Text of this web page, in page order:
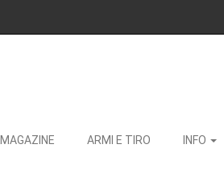
ARMI E TIRO INFO